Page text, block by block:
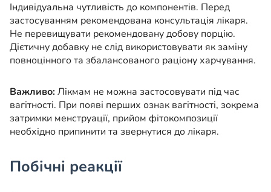
Індивідуальна чутливість до компонентів. Перед
застосуванням рекомендована консультація лікаря.
Не перевищувати рекомендовану добову порцію.
Дієтичну добавку не слід використовувати як заміну
повноцінного та збалансованого раціону харчування.
Важливо:Лікмам не можна застосовувати під час
вагітності. При появі перших ознак вагітності, зокрема
затримки менструації, прийом фітокомпозиції
необхідно припинити та звернутися до лікаря.
Побічні реакції